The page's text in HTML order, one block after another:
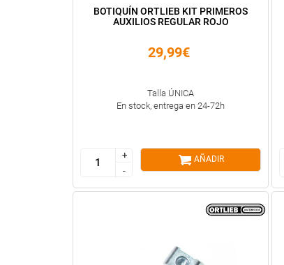
BOTIQUÍN ORTLIEB KIT PRIMEROS
AUXILIOS REGULAR ROJO
29,99€
Talla ÚNICA
En stock, entrega en 24-72h
+
-
+
-
AÑADIR